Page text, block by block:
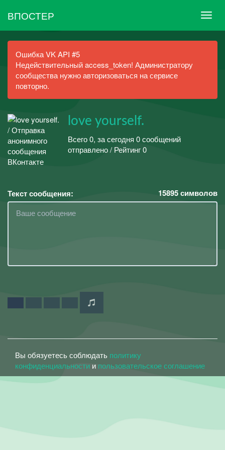
ВПОСТЕР
Ошибка VK API #5
Недействительный access_token! Администратору
сообщества нужно авторизоваться на сервисе
повторно.
love yourself.
Всего 0, за сегодня 0 сообщений
отправлено / Рейтинг 0
Текст сообщения: 15895символов
Вы обязуетесь соблюдать политику
конфиденциальности и пользовательское соглашение